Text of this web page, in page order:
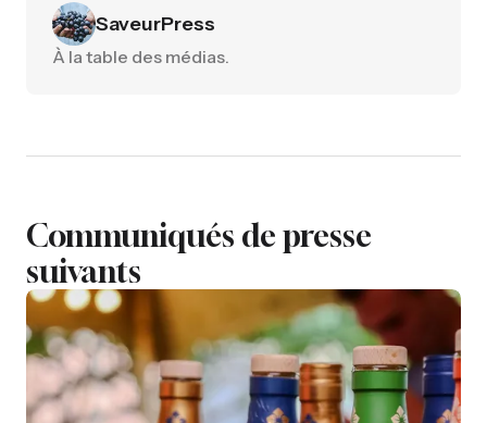
SaveurPress
À la table des médias.
Communiqués de presse
suivants